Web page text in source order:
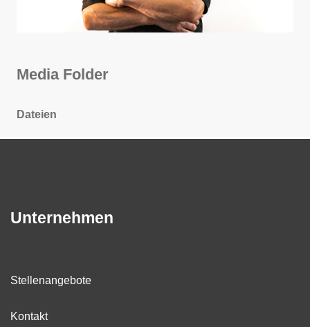
Media Folder
Dateien
Unternehmen
Stellenangebote
Kontakt